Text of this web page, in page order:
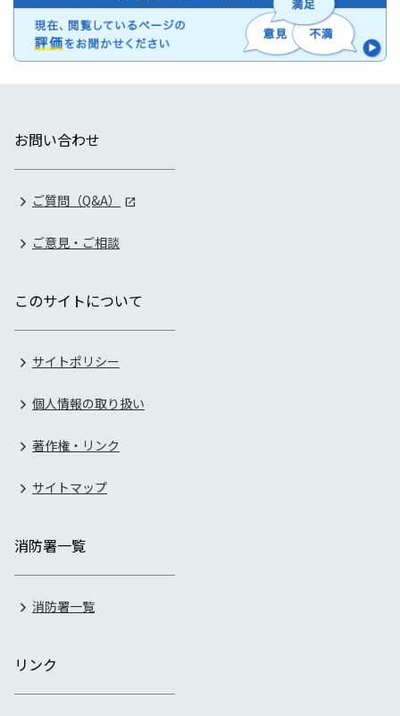
お問い合わせ
ご質問（Q&A）
ご意見・ご相談
このサイトについて
サイトポリシー
個人情報の取り扱い
著作権・リンク
サイトマップ
消防署一覧
消防署一覧
リンク